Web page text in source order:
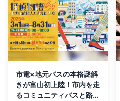
市電×地元バスの本格謎解
きが富山初上陸！市内を走
るコミュニティバスと路面